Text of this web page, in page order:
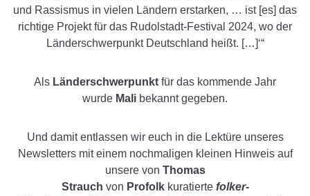
und Rassismus in vielen Ländern erstarken, … ist [es] das
richtige Projekt für das Rudolstadt-Festival 2024, wo der
Länderschwerpunkt Deutschland heißt. […]‘“
Als Länderschwerpunkt für das kommende Jahr
wurde Mali bekannt gegeben.
Und damit entlassen wir euch in die Lektüre unseres
Newsletters mit einem nochmaligen kleinen Hinweis auf
unsere von Thomas
Strauch von Profolk kuratierte folker-